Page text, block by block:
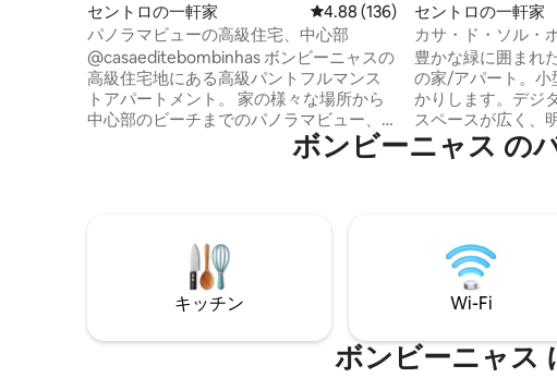
セントロの一軒家 レビュー136件、5つ星中4.88つ星
4.88 (136)
パノラマビューの高級住宅、中心部
@casaeditebombinhas ボンビーニャスの
高級住宅地にある高級パントフルマンス
トアパートメント。 家の様々な場所から
中心部のビーチまでのパノラマビュー、
ビーチから数メートルの静かな場所にあ
る快適な物件を探している人のための場
はスーパーキングサイズのベッドと2つの
シングルベッドがあります。 アメリカン
ビリヤードテーブル グルメエリアとアメ
リカンバーベキュー。 海を望むインフィ
ニティエッジの巨大プール。
セントロの一軒家
カサ・ド・ソル・
ト4室 絶景 オーシ
豊かな緑に囲まれ
の家/アパート。小
かりします。デジ
スペースが広く、
です。静かで安全
スビーチ450m、ラ
ッドリネン/バス
す。 プロフィー
す！ 美しい夕日！ ユニークでモダンで親
密なコンセプト。
ボンビーニャス の
キッチン Wi-Fi
ボンビーニャス